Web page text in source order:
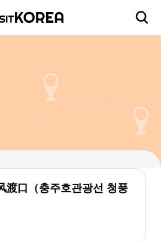
渡口（충주호관광선 청풍